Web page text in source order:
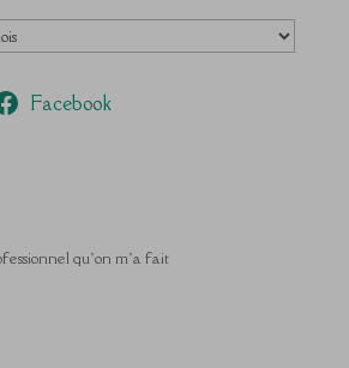
Facebook
qu’on m’a fait